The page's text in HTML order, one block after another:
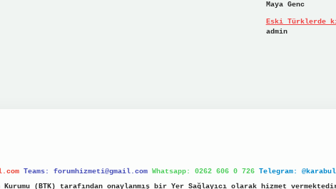
Maya Genc
Eski Türklerde
admin
Teams: forumhizmeti@gmail.com Whatsapp: 0262 606 0 726
Telegram: @karabul
(BTK) tarafından onaylanmış bir Yer Sağlayıcı olarak hizmet